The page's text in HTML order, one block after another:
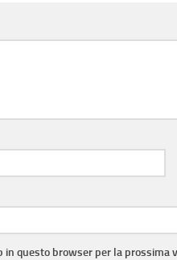
in questo browser per la prossima